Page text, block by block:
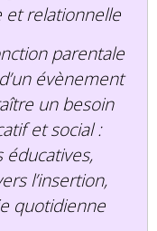
et relationnelle
parentale
évènement
un besoin
et social :
éducatives,
l’insertion,
quotidienne